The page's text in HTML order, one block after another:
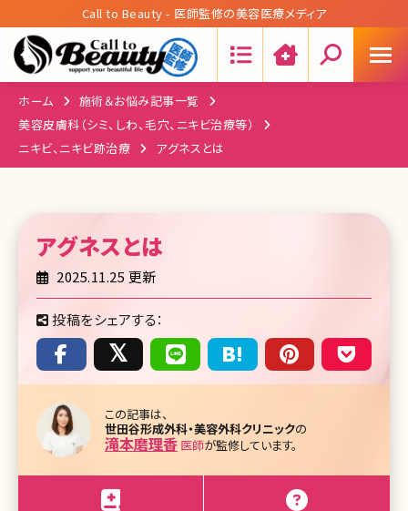
Call to Beauty - 医師監修の美容医療メディア
ホーム
施術＆お悩み記事一覧
美容皮膚科（シミ、しわ、毛穴、ニキビ治療等）
ニキビ、ニキビ跡治療
アグネスとは
アグネスとは
2025.11.25 更新
投稿をシェアする：
この記事は、
世田谷形成外科・美容外科クリニックの
滝本磨理香 医師が監修しています。